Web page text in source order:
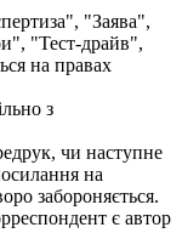
"Заява",
"Тест-драйв",
на правах
з
чи наступне
на
забороняється.
є автор